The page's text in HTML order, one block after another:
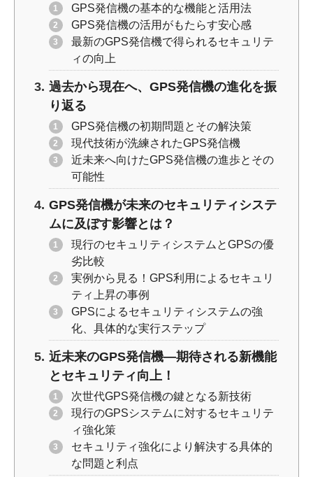
GPS発信機の基本的な機能と活用法
GPS発信機の活用がもたらす安心感
最新のGPS発信機で得られるセキュリテ
ィの向上
過去から現在へ、GPS発信機の進化を振
り返る
GPS発信機の初期問題とその解決策
現代技術が洗練されたGPS発信機
近未来へ向けたGPS発信機の進歩とその
可能性
GPS発信機が未来のセキュリティシステ
ムに及ぼす影響とは？
現行のセキュリティシステムとGPSの優
劣比較
実例から見る！GPS利用によるセキュリ
ティ上昇の事例
GPSによるセキュリティシステムの強
化、具体的な実行ステップ
近未来のGPS発信機―期待される新機能
とセキュリティ向上！
次世代GPS発信機の鍵となる新技術
現行のGPSシステムに対するセキュリテ
ィ強化策
セキュリティ強化により解決する具体的
な問題と利点